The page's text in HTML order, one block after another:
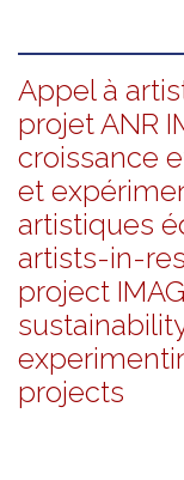
Appel à
projet ANR
croissance
et
artistiques
artists-in-
project
projects